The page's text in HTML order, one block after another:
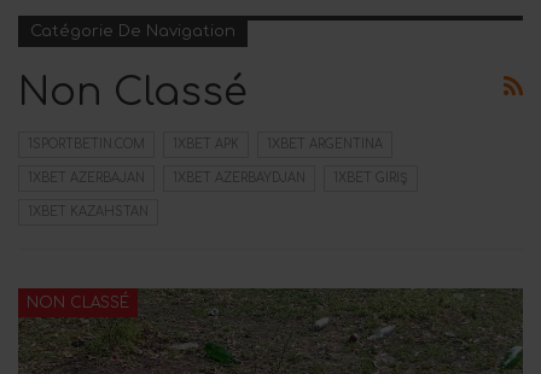
Catégorie De Navigation
Non Classé
1SPORTBETIN.COM 1XBET APK 1XBET ARGENTINA
1XBET AZERBAJAN 1XBET AZERBAYDJAN 1XBET GIRIŞ
1XBET KAZAHSTAN
NON CLASSÉ